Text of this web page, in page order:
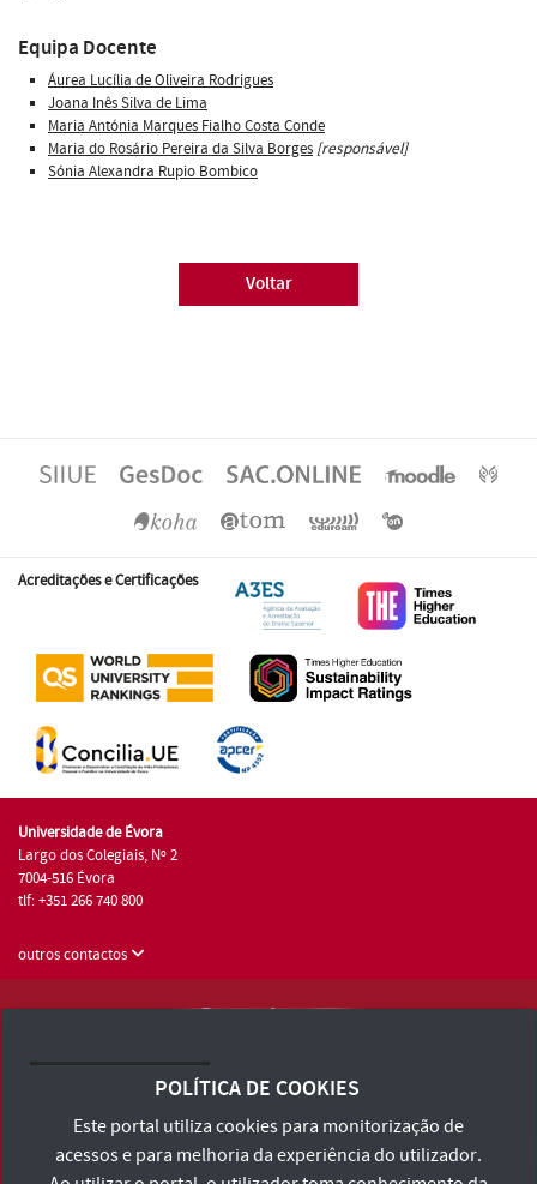
Equipa Docente
Áurea Lucília de Oliveira Rodrigues
Joana Inês Silva de Lima
Maria Antónia Marques Fialho Costa Conde
Maria do Rosário Pereira da Silva Borges [responsável]
Sónia Alexandra Rupio Bombico
Voltar
Acreditações e Certificações
Universidade de Évora
Largo dos Colegiais, Nº 2
7004-516 Évora
tlf: +351 266 740 800
outros contactos
Consulte os Termos e Condições e Política de Privacidade
Declaração de Acessibilidade
POLÍTICA DE COOKIES
Este portal utiliza cookies para monitorização de
acessos e para melhoria da experiência do utilizador.